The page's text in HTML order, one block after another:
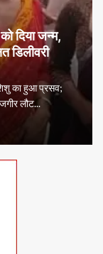
दिया जन्म,
डिलीवरी
का हुआ प्रसव;
लौट...